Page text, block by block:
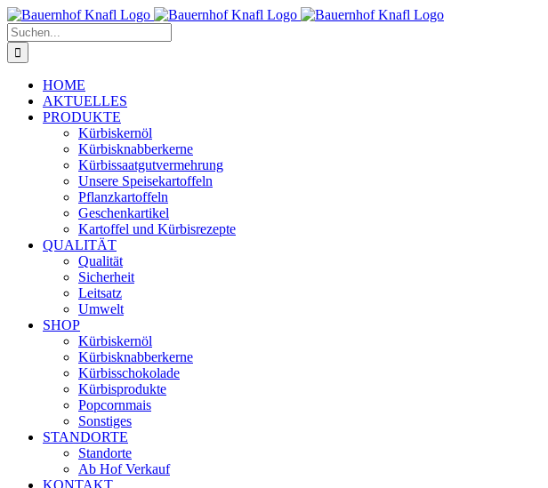
Zum
Inhalt
springen
Suche
nach:
HOME
AKTUELLES
PRODUKTE
Kürbiskernöl
Kürbisknabberkerne
Kürbissaatgutvermehrung
Unsere Speisekartoffeln
Pflanzkartoffeln
Geschenkartikel
Kartoffel und Kürbisrezepte
QUALITÄT
Qualität
Sicherheit
Leitsatz
Umwelt
SHOP
Kürbiskernöl
Kürbisknabberkerne
Kürbisschokolade
Kürbisprodukte
Popcornmais
Sonstiges
STANDORTE
Standorte
Ab Hof Verkauf
KONTAKT